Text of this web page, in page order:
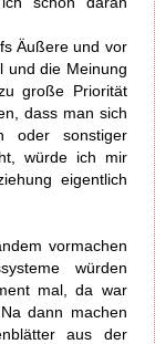
Äußere und vor
und die Meinung
große Priorität
dass man sich
oder sonstiger
würde ich mir
eigentlich
vormachen
würden
mal, da war
dann machen
aus der